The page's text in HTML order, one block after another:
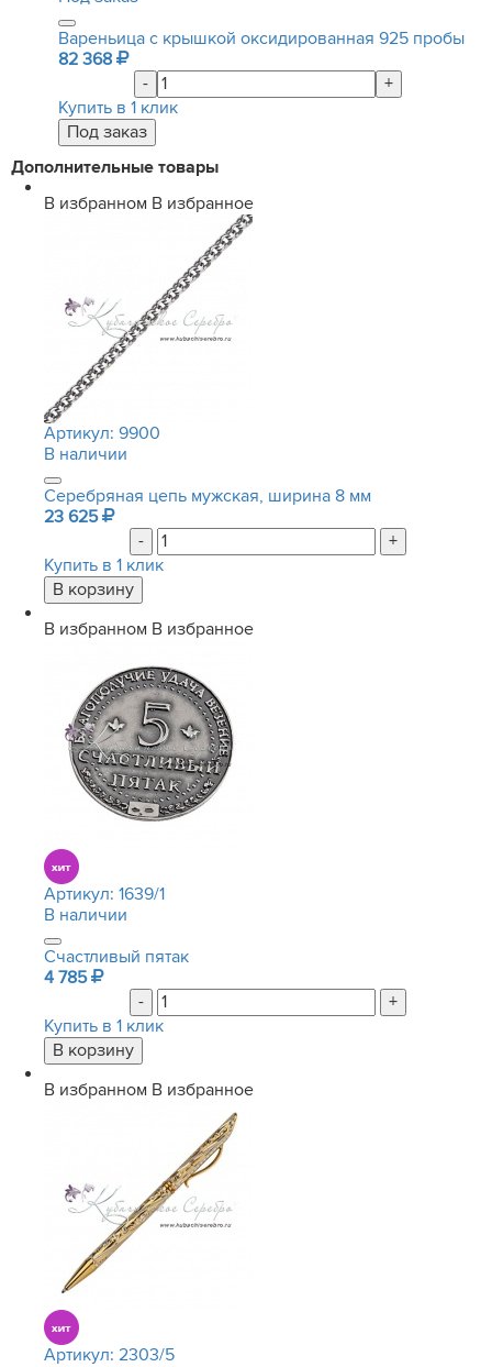
Вареньица с крышкой оксидированная 925 пробы
82 368
-
+
Купить в 1 клик
Дополнительные товары
В избранном В избранное
Артикул: 9900
В наличии
Серебряная цепь мужская, ширина 8 мм
23 625
-
+
Купить в 1 клик
В избранном В избранное
Артикул: 1639/1
В наличии
Счастливый пятак
4 785
-
+
Купить в 1 клик
В избранном В избранное
Артикул: 2303/5